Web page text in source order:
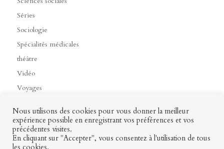
Séries
Sociologie
Spécialités médicales
théâtre
Vidéo
Voyages
Contact Mon profil
Nous utilisons des cookies pour vous donner la meilleur
expérience possible en enregistrant vos préférences et vos
précédentes visites.
En cliquant sur "Accepter", vous consentez à l'utilisation de tous
les cookies.